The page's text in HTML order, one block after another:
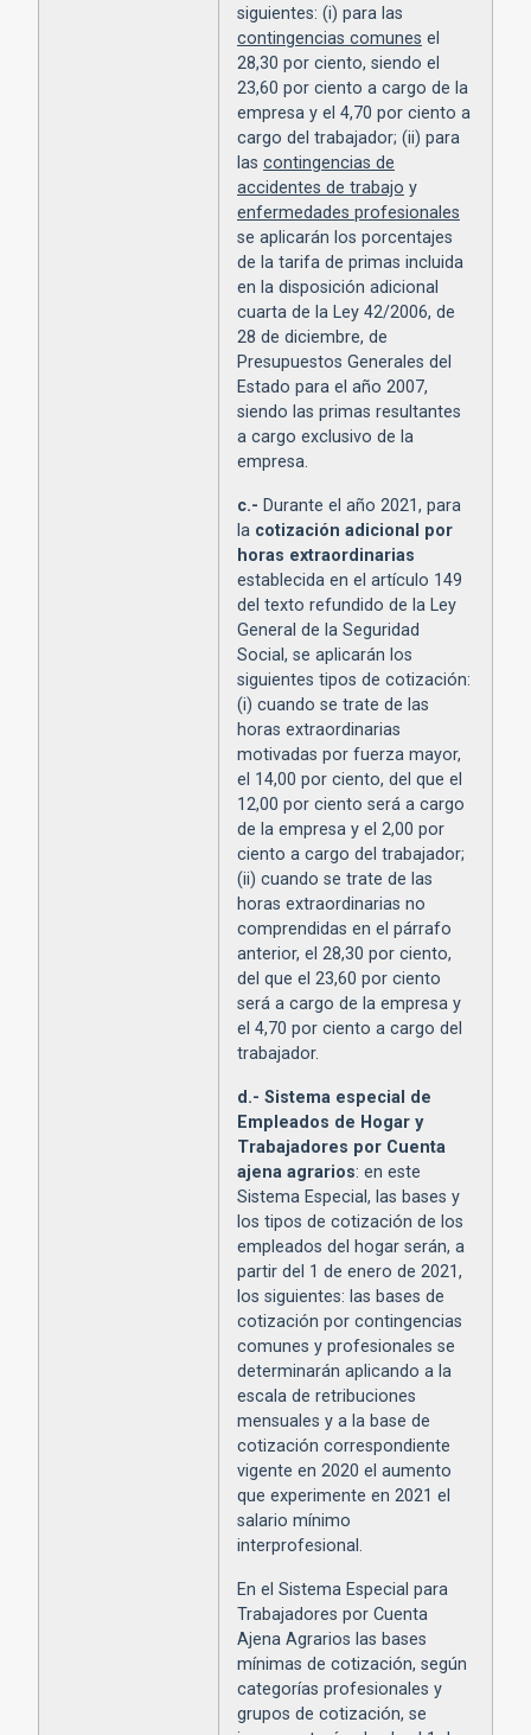
siguientes: (i) para las
contingencias comunes el
28,30 por ciento, siendo el
23,60 por ciento a cargo de la
empresa y el 4,70 por ciento a
cargo del trabajador; (ii) para
las contingencias de
accidentes de trabajo y
enfermedades profesionales
se aplicarán los porcentajes
de la tarifa de primas incluida
en la disposición adicional
cuarta de la Ley 42/2006, de
28 de diciembre, de
Presupuestos Generales del
Estado para el año 2007,
siendo las primas resultantes
a cargo exclusivo de la
empresa.
c.- Durante el año 2021, para
la cotización adicional por
horas extraordinarias
establecida en el artículo 149
del texto refundido de la Ley
General de la Seguridad
Social, se aplicarán los
siguientes tipos de cotización:
(i) cuando se trate de las
horas extraordinarias
motivadas por fuerza mayor,
el 14,00 por ciento, del que el
12,00 por ciento será a cargo
de la empresa y el 2,00 por
ciento a cargo del trabajador;
(ii) cuando se trate de las
horas extraordinarias no
comprendidas en el párrafo
anterior, el 28,30 por ciento,
del que el 23,60 por ciento
será a cargo de la empresa y
el 4,70 por ciento a cargo del
trabajador.
d.- Sistema especial de
Empleados de Hogar y
Trabajadores por Cuenta
ajena agrarios: en este
Sistema Especial, las bases y
los tipos de cotización de los
empleados del hogar serán, a
partir del 1 de enero de 2021,
los siguientes: las bases de
cotización por contingencias
comunes y profesionales se
determinarán aplicando a la
escala de retribuciones
mensuales y a la base de
cotización correspondiente
vigente en 2020 el aumento
que experimente en 2021 el
salario mínimo
interprofesional.
En el Sistema Especial para
Trabajadores por Cuenta
Ajena Agrarios las bases
mínimas de cotización, según
categorías profesionales y
grupos de cotización, se